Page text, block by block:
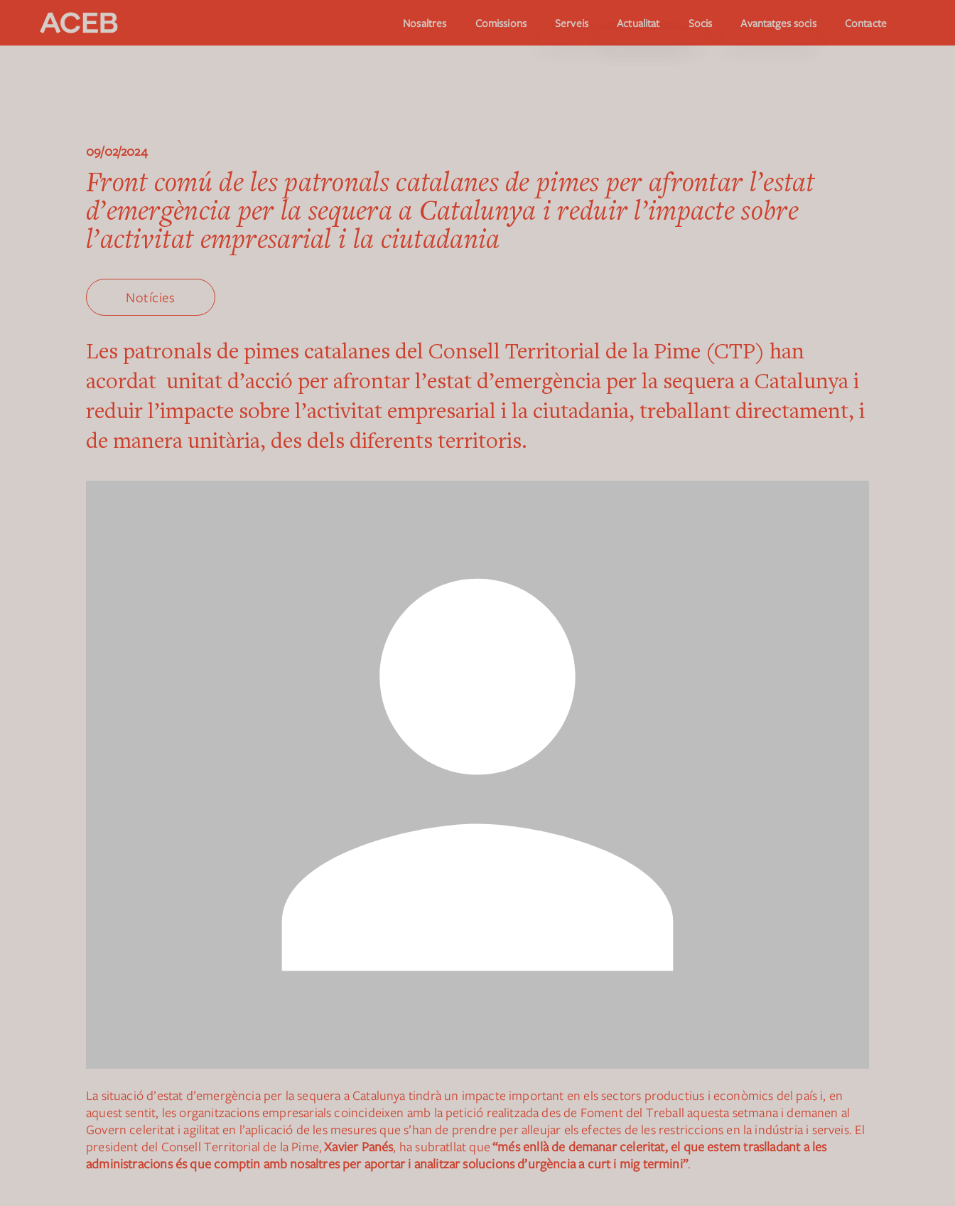
Nosaltres Comissions Serveis Actualitat Socis Avantatges socis Contacte
09/02/2024
Front comú de les patronals catalanes de pimes per afrontar l’estat
d’emergència per la sequera a Catalunya i reduir l’impacte sobre
l’activitat empresarial i la ciutadania
Notícies
Les patronals de pimes catalanes del Consell Territorial de la Pime (CTP) han
acordat unitat d’acció per afrontar l’estat d’emergència per la sequera a Catalunya i
reduir l’impacte sobre l’activitat empresarial i la ciutadania, treballant directament, i
de manera unitària, des dels diferents territoris.
La situació d’estat d’emergència per la sequera a Catalunya tindrà un impacte important en els sectors productius i econòmics del país i, en
aquest sentit, les organitzacions empresarials coincideixen amb la petició realitzada des de Foment del Treball aquesta setmana i demanen al
Govern celeritat i agilitat en l’aplicació de les mesures que s’han de prendre per alleujar els efectes de les restriccions en la indústria i serveis. El
president del Consell Territorial de la Pime,Xavier Panés, ha subratllat que“més enllà de demanar celeritat, el que estem traslladant a les
administracions és que comptin amb nosaltres per aportar i analitzar solucions d’urgència a curt i mig termini”.